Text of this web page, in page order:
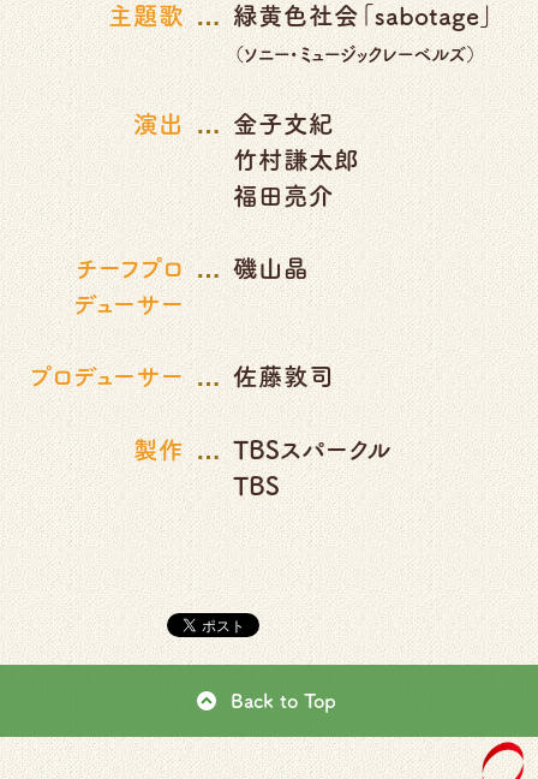
主題歌 … 緑黄色社会「sabotage」
（ソニー・ミュージックレーベルズ）
演出 …
金子文紀
竹村謙太郎
福田亮介
チーフプロ
デューサー
… 磯山晶
プロデューサー … 佐藤敦司
製作 … TBSスパークル
TBS
Back to Top